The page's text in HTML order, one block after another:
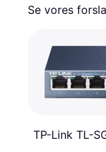
Se vores
TP-Link TL-